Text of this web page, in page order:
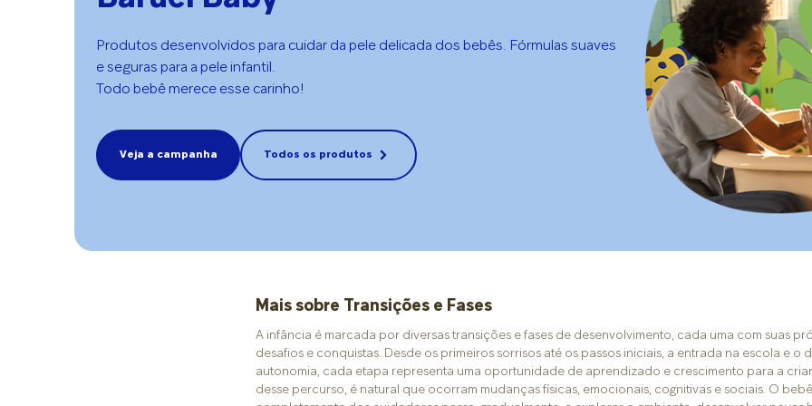
Produtos desenvolvidos para cuidar da pele delicada dos bebês. Fórmulas suaves
e seguras para a pele infantil.
Todo bebê merece esse carinho!
Veja a campanha Todos os produtos
Mais sobre Transições e Fases
A infância é marcada por diversas transições e fases de desenvolvimento, cada uma com suas
desafios e conquistas. Desde os primeiros sorrisos até os passos iniciais, a entrada na escola e o
autonomia, cada etapa representa uma oportunidade de aprendizado e crescimento para a
desse percurso, é natural que ocorram mudanças físicas, emocionais, cognitivas e sociais. O